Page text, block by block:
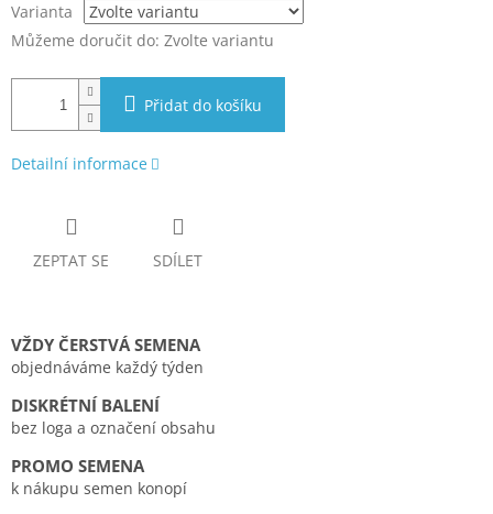
Varianta
Můžeme doručit do: Zvolte variantu
Přidat do košíku
Detailní informace
ZEPTAT SE SDÍLET
VŽDY ČERSTVÁ SEMENA
objednáváme každý týden
DISKRÉTNÍ BALENÍ
bez loga a označení obsahu
PROMO SEMENA
k nákupu semen konopí